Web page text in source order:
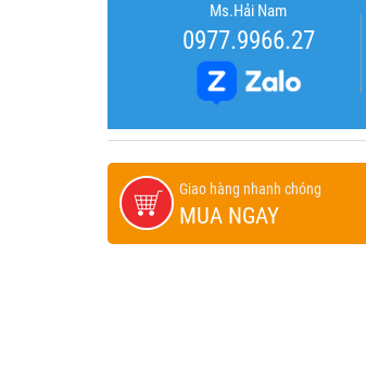
Ms.Hải Nam
0977.9966.27
Giao hàng nhanh chóng
MUA NGAY